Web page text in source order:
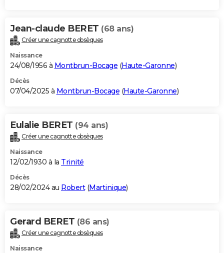
Jean-claude BERET (68 ans)
Créer une cagnotte obsèques
Naissance
24/08/1956 à Montbrun-Bocage (Haute-Garonne)
Décès
07/04/2025 à Montbrun-Bocage (Haute-Garonne)
Eulalie BERET (94 ans)
Créer une cagnotte obsèques
Naissance
12/02/1930 à la Trinité
Décès
28/02/2024 au Robert(Martinique)
Gerard BERET (86 ans)
Créer une cagnotte obsèques
Naissance